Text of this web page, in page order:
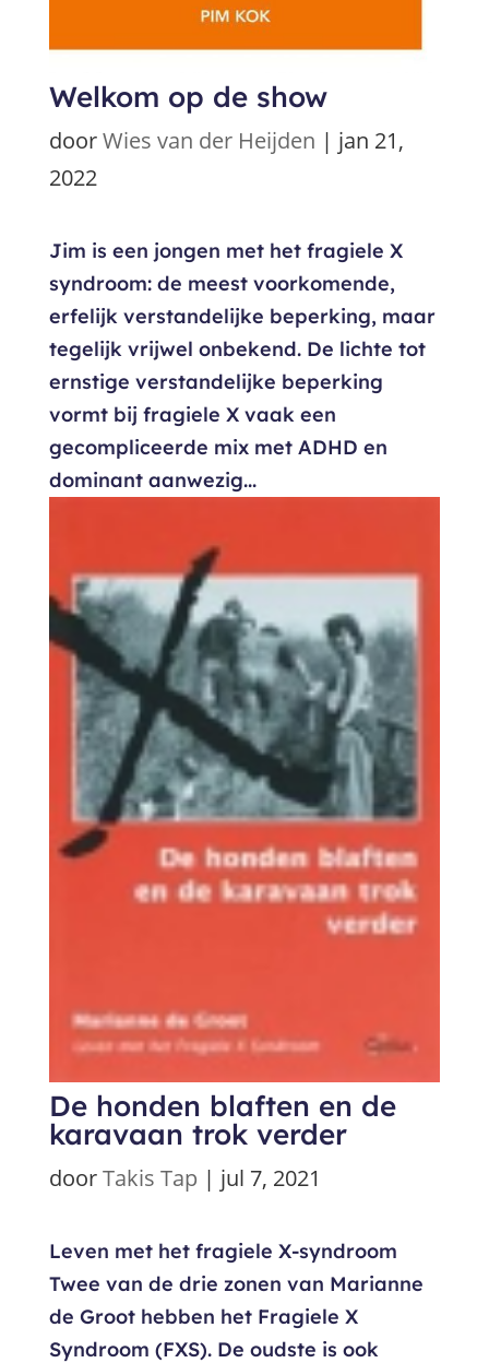
Welkom op de show
doorWies van der Heijden | jan 21,
2022
Jim is een jongen met het fragiele X
syndroom: de meest voorkomende,
erfelijk verstandelijke beperking, maar
tegelijk vrijwel onbekend. De lichte tot
ernstige verstandelijke beperking
vormt bij fragiele X vaak een
gecompliceerde mix met ADHD en
dominant aanwezig...
De honden blaften en de
karavaan trok verder
doorTakis Tap | jul 7, 2021
Leven met het fragiele X-syndroom
Twee van de drie zonen van Marianne
de Groot hebben het Fragiele X
Syndroom (FXS). De oudste is ook